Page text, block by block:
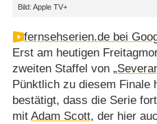
Bild: Apple TV+
fernsehserien.de bei
Erst am heutigen
zweiten Staffel von
Pünktlich zu diesem Finale
bestätigt, dass die Serie
mit Adam Scott, der hier